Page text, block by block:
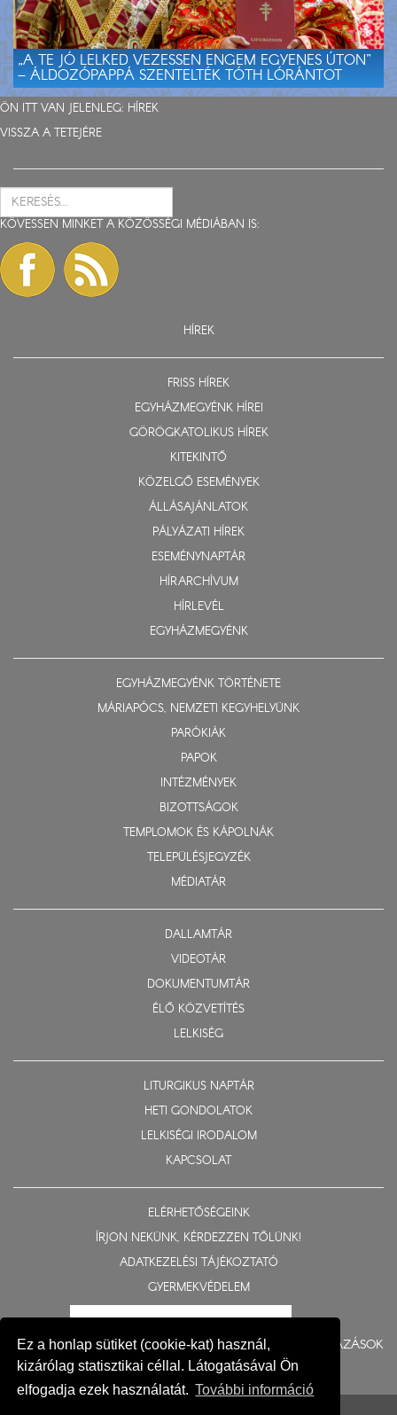
Ez a honlap sütiket (cookie-kat) használ,
kizárólag statisztikai céllal. Látogatásával Ön
elfogadja ezek használatát. További információ
„A TE JÓ LELKED VEZESSEN ENGEM EGYENES ÚTON”
– ÁLDOZÓPAPPÁ SZENTELTÉK TÓTH LÓRÁNTOT
ÖN ITT VAN JELENLEG: HÍREK
VISSZA A TETEJÉRE
KÖVESSEN MINKET A KÖZÖSSÉGI MÉDIÁBAN IS:
HÍREK
FRISS HÍREK
EGYHÁZMEGYÉNK HÍREI
GÖRÖGKATOLIKUS HÍREK
KITEKINTŐ
KÖZELGŐ ESEMÉNYEK
ÁLLÁSAJÁNLATOK
PÁLYÁZATI HÍREK
ESEMÉNYNAPTÁR
HÍRARCHÍVUM
HÍRLEVÉL
EGYHÁZMEGYÉNK
EGYHÁZMEGYÉNK TÖRTÉNETE
MÁRIAPÓCS, NEMZETI KEGYHELYÜNK
PARÓKIÁK
PAPOK
INTÉZMÉNYEK
BIZOTTSÁGOK
TEMPLOMOK ÉS KÁPOLNÁK
TELEPÜLÉSJEGYZÉK
MÉDIATÁR
DALLAMTÁR
VIDEOTÁR
DOKUMENTUMTÁR
ÉLŐ KÖZVETÍTÉS
LELKISÉG
LITURGIKUS NAPTÁR
HETI GONDOLATOK
LELKISÉGI IRODALOM
KAPCSOLAT
ELÉRHETŐSÉGEINK
ÍRJON NEKÜNK, KÉRDEZZEN TŐLÜNK!
ADATKEZELÉSI TÁJÉKOZTATÓ
GYERMEKVÉDELEM
BERUHÁZÁSOK